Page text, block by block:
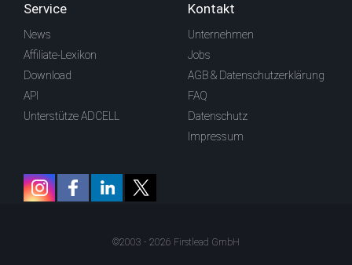
Service
News
Affiliate-Lexikon
Download
API
Unterstütze ADCELL
Kontakt
Unternehmen
Jobs
AGB & Datenschutzerklärung
FAQ
Datenschutz
Impressum
©2003 - 2026 Firstlead GmbH